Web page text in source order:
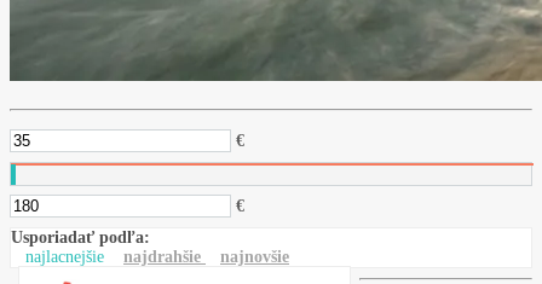
€
€
Usporiadať podľa:
najlacnejšie
najdrahšie najnovšie